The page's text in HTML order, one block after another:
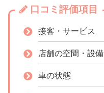
口コミ評価項目
接客・サービス
店舗の空間・設備
車の状態